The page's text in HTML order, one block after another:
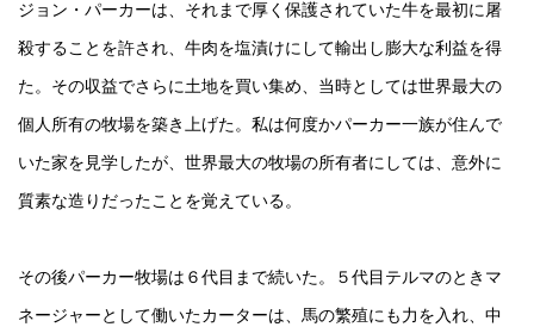
ジョン・パーカーは、それまで厚く保護されていた牛を最初に屠
殺することを許され、牛肉を塩漬けにして輸出し膨大な利益を得
た。その収益でさらに土地を買い集め、当時としては世界最大の
個人所有の牧場を築き上げた。私は何度かパーカー一族が住んで
いた家を見学したが、世界最大の牧場の所有者にしては、意外に
質素な造りだったことを覚えている。
その後パーカー牧場は６代目まで続いた。５代目テルマのときマ
ネージャーとして働いたカーターは、馬の繁殖にも力を入れ、中